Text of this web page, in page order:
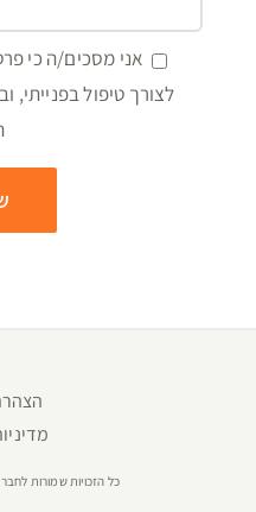
אני מסכים/ה כי
לצורך טיפול בפנייתי,
כל הזכויות שמורות